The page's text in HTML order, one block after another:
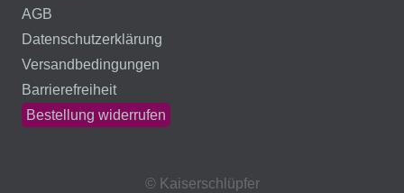
AGB
Datenschutzerklärung
Versandbedingungen
Barrierefreiheit
Bestellung widerrufen
© Kaiserschlüpfer